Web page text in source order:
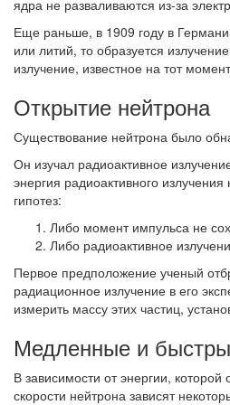
ядра не разваливаются из-за
Еще раньше, в 1909 году в
или литий, то образуется
излучение, известное на тот
Открытие нейтрона
Существование нейтрона было
Он изучал радиоактивное
энергия радиоактивного
гипотез:
Либо момент импульса не
Либо радиоактивное
Первое предположение ученый
радиационное излучение в его
измерить массу этих частиц,
Медленные и
В зависимости от энергии,
скорости нейтрона зависят